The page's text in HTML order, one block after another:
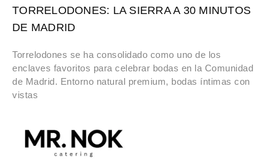
TORRELODONES: LA SIERRA A 30 MINUTOS
DE MADRID
Torrelodones se ha consolidado como uno de los
enclaves favoritos para celebrar bodas en la Comunidad
de Madrid. Entorno natural premium, bodas íntimas con
vistas